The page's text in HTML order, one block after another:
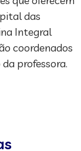
das
Integral
coordenados
professora.